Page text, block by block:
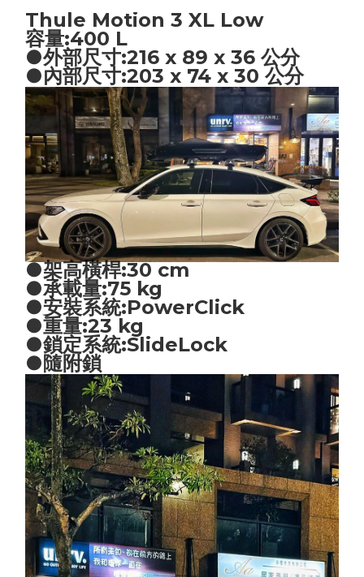
Thule Motion 3 XL Low
容量:400 L
●外部尺寸:216 x 89 x 36 公分
●內部尺寸:203 x 74 x 30 公分
●架高橫桿:30 cm
●承載量:75 kg
●安裝系統:PowerClick
●重量:23 kg
●鎖定系統:SlideLock
●隨附鎖